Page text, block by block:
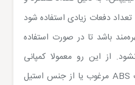
دفعات زیادی استفاده شود
باشد تا در صورت استفاده
از این رو معمولا کمپانی
ABS مرغوب یا از جنس استیل